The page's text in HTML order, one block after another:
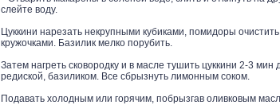
слейте воду.
Цуккини нарезать некрупными кубиками, помидоры
кружочками. Базилик мелко порубить.
Затем нагреть сковородку и в масле тушить цуккини 2-3
редиской, базиликом. Все сбрызнуть лимонным соком.
Подавать холодным или горячим, побрызгав оливковым